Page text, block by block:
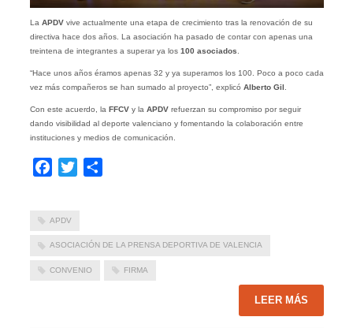
La APDVvive actualmente una etapa de crecimiento tras la renovación de su
directiva hace dos años. La asociación ha pasado de contar con apenas una
treintena de integrantes a superar ya los 100 asociados
“Hace unos años éramos apenas 32 y ya superamos los 100. Poco a poco cada
vez más compañeros se han sumado al proyecto”, explicó Alberto Gil
Con este acuerdo, la FFCVy la APDVrefuerzan su compromiso por seguir
dando visibilidad al deporte valenciano y fomentando la colaboración entre
instituciones y medios de comunicación.
Facebook
Twitter
APDV
ASOCIACIÓN DE LA PRENSA DEPORTIVA DE VALENCIA
CONVENIO FIRMA
LEER MÁS